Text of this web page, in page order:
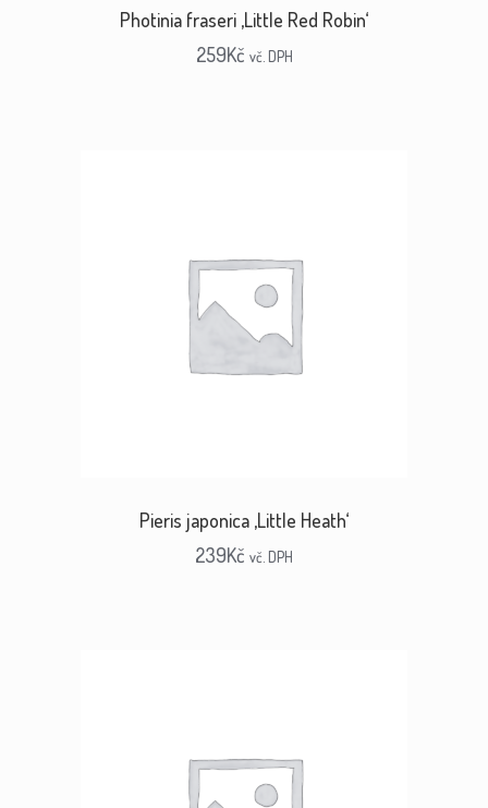
Photinia fraseri ‚Little Red Robin‘
259Kč vč. DPH
Pieris japonica ‚Little Heath‘
239Kč vč. DPH